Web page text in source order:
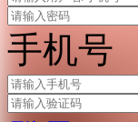
手机号